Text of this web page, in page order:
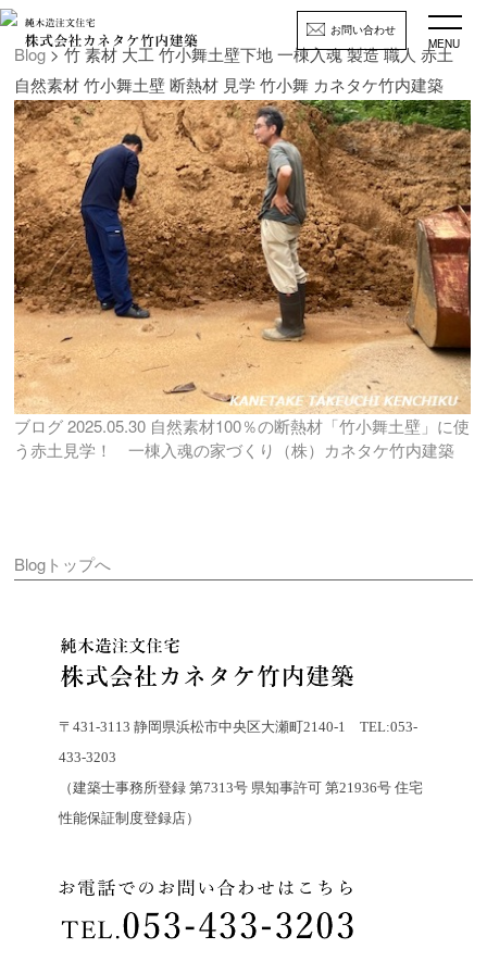
お問い合わせ
MENU
Blog> 竹 素材 大工 竹小舞土壁下地 一棟入魂 製造 職人 赤土
自然素材 竹小舞土壁 断熱材 見学 竹小舞 カネタケ竹内建築
ブログ2025.05.30 自然素材100％の断熱材「竹小舞土壁」に使
う赤土見学！ 一棟入魂の家づくり（株）カネタケ竹内建築
Blogトップへ
〒431-3113 静岡県浜松市中央区大瀬町2140-1 TEL:053-
433-3203
（建築士事務所登録 第7313号 県知事許可 第21936号 住宅
性能保証制度登録店）